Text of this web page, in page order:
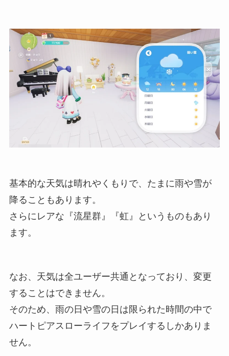
基本的な天気は晴れやくもりで、たまに雨や雪が
降ることもあります。
さらにレアな『流星群』『虹』というものもあり
ます。
なお、天気は全ユーザー共通となっており、変更
することはできません。
そのため、雨の日や雪の日は限られた時間の中で
ハートピアスローライフをプレイするしかありま
せん。